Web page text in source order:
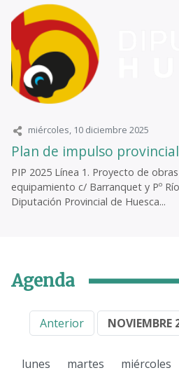
miércoles, 10 diciembre 2025
Plan de impulso
PIP 2025 Línea 1. Proyecto de
equipamiento c/ Barranquet y Pº
Diputación Provincial de Huesca...
Agenda
Anterior NOVIEMBRE
lunes martes miércoles